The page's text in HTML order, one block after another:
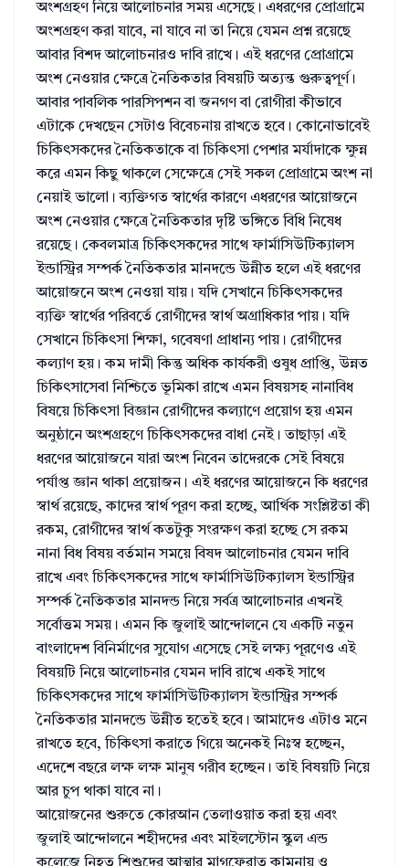
অংশগ্রহণ নিয়ে আলোচনার সময় এসেছে। এধরণের প্রোগ্রামে
অংশগ্রহণ করা যাবে, না যাবে না তা নিয়ে যেমন প্রশ্ন রয়েছে
আবার বিশদ আলোচনারও দাবি রাখে। এই ধরণের প্রোগ্রামে
অংশ নেওয়ার ক্ষেত্রে নৈতিকতার বিষয়টি অত্যন্ত গুরুত্বপূর্ণ।
আবার পাবলিক পারসিপশন বা জনগণ বা রোগীরা কীভাবে
এটাকে দেখছেন সেটাও বিবেচনায় রাখতে হবে। কোনোভাবেই
চিকিৎসকদের নৈতিকতাকে বা চিকিৎসা পেশার মর্যাদাকে ক্ষুন্ন
করে এমন কিছু থাকলে সেক্ষেত্রে সেই সকল প্রোগ্রামে অংশ না
নেয়াই ভালো। ব্যক্তিগত স্বার্থের কারণে এধরণের আয়োজনে
অংশ নেওয়ার ক্ষেত্রে নৈতিকতার দৃষ্টি ভঙ্গিতে বিধি নিষেধ
রয়েছে। কেবলমাত্র চিকিৎসকদের সাথে ফার্মাসিউটিক্যালস
ইন্ডাস্ট্রির সম্পর্ক নৈতিকতার মানদন্ডে উন্নীত হলে এই ধরণের
আয়োজনে অংশ নেওয়া যায়। যদি সেখানে চিকিৎসকদের
ব্যক্তি স্বার্থের পরিবর্তে রোগীদের স্বার্থ অগ্রাধিকার পায়। যদি
সেখানে চিকিৎসা শিক্ষা, গবেষণা প্রাধান্য পায়। রোগীদের
কল্যাণ হয়। কম দামী কিন্তু অধিক কার্যকরী ওষুধ প্রাপ্তি, উন্নত
চিকিৎসাসেবা নিশ্চিতে ভূমিকা রাখে এমন বিষয়সহ নানাবিধ
বিষয়ে চিকিৎসা বিজ্ঞান রোগীদের কল্যাণে প্রয়োগ হয় এমন
অনুষ্ঠানে অংশগ্রহণে চিকিৎসকদের বাধা নেই। তাছাড়া এই
ধরণের আয়োজনে যারা অংশ নিবেন তাদেরকে সেই বিষয়ে
পর্যাপ্ত জ্ঞান থাকা প্রয়োজন। এই ধরণের আয়োজনে কি ধরণের
স্বার্থ রয়েছে, কাদের স্বার্থ পূরণ করা হচ্ছে, আর্থিক সংশ্লিষ্টতা কী
রকম, রোগীদের স্বার্থ কতটুকু সংরক্ষণ করা হচ্ছে সে রকম
নানা বিধ বিষয় বর্তমান সময়ে বিষদ আলোচনার যেমন দাবি
রাখে এবং চিকিৎসকদের সাথে ফার্মাসিউটিক্যালস ইন্ডাস্ট্রির
সম্পর্ক নৈতিকতার মানদন্ড নিয়ে সর্বত্র আলোচনার এখনই
সর্বোত্তম সময়। এমন কি জুলাই আন্দোলনে যে একটি নতুন
বাংলাদেশ বিনির্মাণের সুযোগ এসেছে সেই লক্ষ্য পূরণেও এই
বিষয়টি নিয়ে আলোচনার যেমন দাবি রাখে একই সাথে
চিকিৎসকদের সাথে ফার্মাসিউটিক্যালস ইন্ডাস্ট্রির সম্পর্ক
নৈতিকতার মানদন্ডে উন্নীত হতেই হবে। আমাদেও এটাও মনে
রাখতে হবে, চিকিৎসা করাতে গিয়ে অনেকই নিঃস্ব হচ্ছেন,
এদেশে বছরে লক্ষ লক্ষ মানুষ গরীব হচ্ছেন। তাই বিষয়টি নিয়ে
আর চুপ থাকা যাবে না।
আয়োজনের শুরুতে কোরআন তেলাওয়াত করা হয় এবং
জুলাই আন্দোলনে শহীদদের এবং মাইলস্টোন স্কুল এন্ড